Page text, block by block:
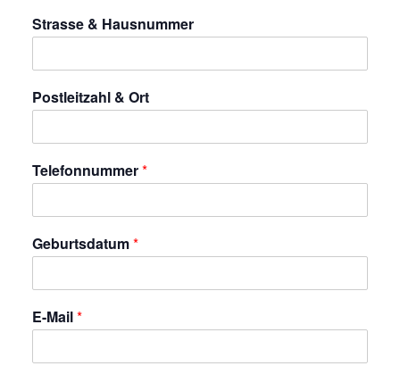
Strasse & Hausnummer
Postleitzahl & Ort
Telefonnummer*
Geburtsdatum*
E-Mail*